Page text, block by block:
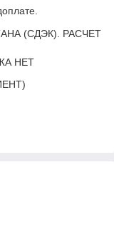
(СДЭК). РАСЧЕТ
НЕТ